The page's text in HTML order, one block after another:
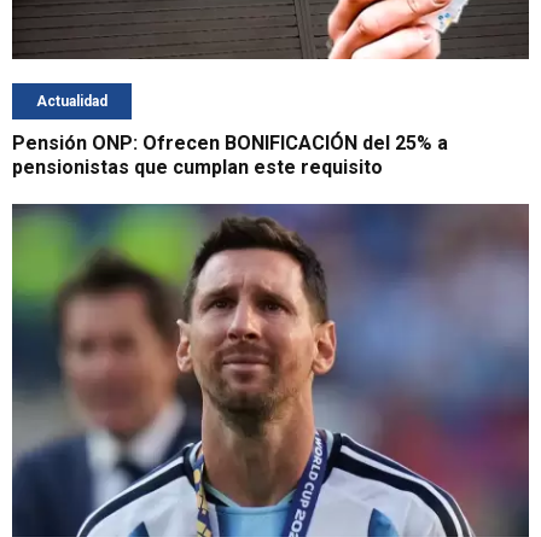
Actualidad
Pensión ONP: Ofrecen BONIFICACIÓN del 25% a
pensionistas que cumplan este requisito